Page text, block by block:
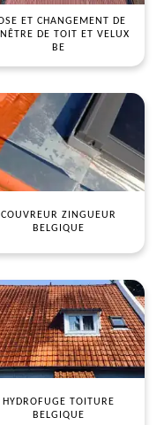
ET CHANGEMENT DE
DE TOIT ET VELUX
BE
COUVREUR ZINGUEUR
BELGIQUE
HYDROFUGE TOITURE
BELGIQUE